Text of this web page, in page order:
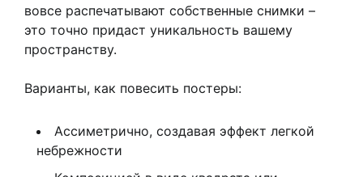
вовсе распечатывают собственные снимки –
это точно придаст уникальность вашему
пространству.
Варианты, как повесить постеры:
Ассиметрично, создавая эффект легкой
небрежности